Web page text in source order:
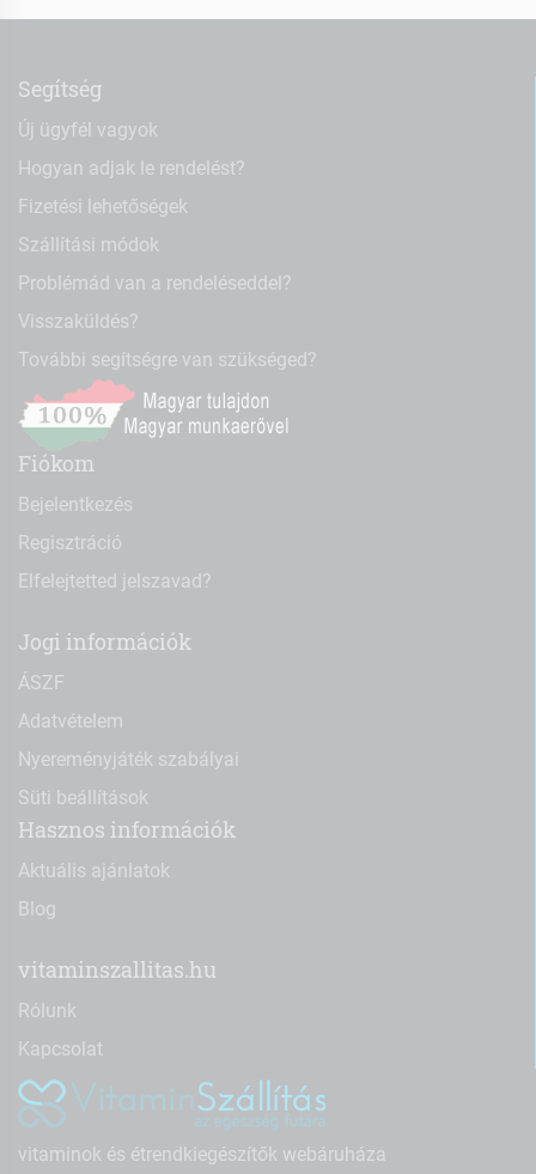
Segítség
Új ügyfél vagyok
Hogyan adjak le rendelést?
Fizetési lehetőségek
Szállítási módok
Problémád van a rendeléseddel?
Visszaküldés?
További segítségre van szükséged?
Fiókom
Bejelentkezés
Regisztráció
Elfelejtetted jelszavad?
Jogi információk
ÁSZF
Adatvételem
Nyereményjáték szabályai
Süti beállítások
Hasznos információk
Aktuális ajánlatok
Blog
vitaminszallitas.hu
Rólunk
Kapcsolat
vitaminok és étrendkiegészítők webáruháza